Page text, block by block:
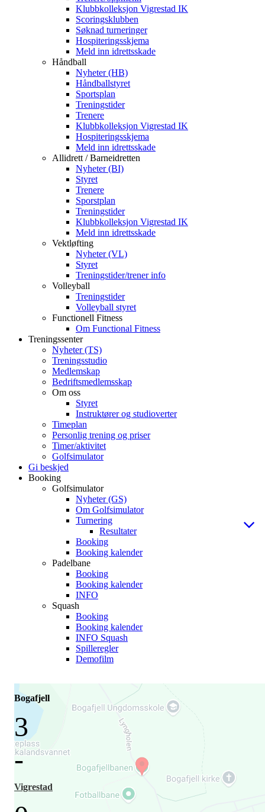
Klubbkolleksjon Vigrestad IK
Scoringsklubben
Søknad turneringer
Hospiteringsskjema
Meld inn idrettsskade
Håndball
Nyheter (HB)
Håndballstyret
Sportsplan
Treningstider
Trenere
Klubbkolleksjon Vigrestad IK
Hospiteringsskjema
Meld inn idrettsskade
Allidrett / Barneidretten
Nyheter (BI)
Styret
Trenere
Sporstplan
Treningstider
Klubbkolleksjon Vigrestad IK
Meld inn idrettsskade
Vektløfting
Nyheter (VL)
Styret
Treningstider/trener info
Volleyball
Treningstider
Volleyball styret
Functionell Fitness
Om Functional Fitness
Treningssenter
Nyheter (TS)
Treningsstudio
Medlemskap
Bedriftsmedlemsskap
Om oss
Styret
Instruktører og studioverter
Timeplan
Personlig trening og priser
Timer/aktivitet
Golfsimulator
Gi beskjed
Booking
Golfsimulator
Nyheter (GS)
Om Golfsimulator
Turnering
Resultater
Booking
Booking kalender
Padelbane
Booking
Booking kalender
INFO
Squash
Booking
Booking kalender
INFO Squash
Spilleregler
Demofilm
Bogafjell
3
-
Vigrestad